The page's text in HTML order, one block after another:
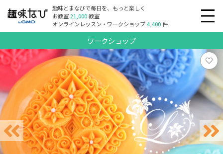
趣味とまなびで毎日を、もっと楽しく
お教室21,000教室
オンラインレッスン・ワークショップ4,400件
ワークショップ